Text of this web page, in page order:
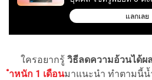
ใครอยากรู้ วิธีลดความอ้วนได้ผ
ำหนัก 1 เดือนมาแนะนำ ทำตามนี้